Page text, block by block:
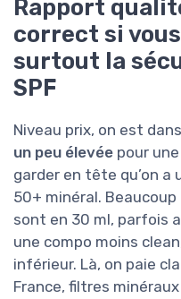
Rapport
correct si
surtout la
SPF
Niveau prix, on est
un peu élevée pour
garder en tête qu’on a
50+ minéral.
sont en 30 ml, parfois
une compo moins
inférieur. Là, on paie
France, filtres